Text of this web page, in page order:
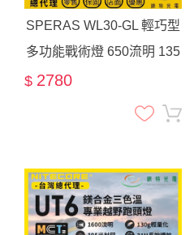
SPERAS WL30-GL 輕巧型
多功能戰術燈 650流明 135
米 生存遊戲 戶外探索 綠光
$ 2780